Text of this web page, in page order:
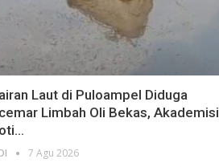
Laut di Puloampel Diduga
Limbah Oli Bekas, Akademisi
7 Agu 2026